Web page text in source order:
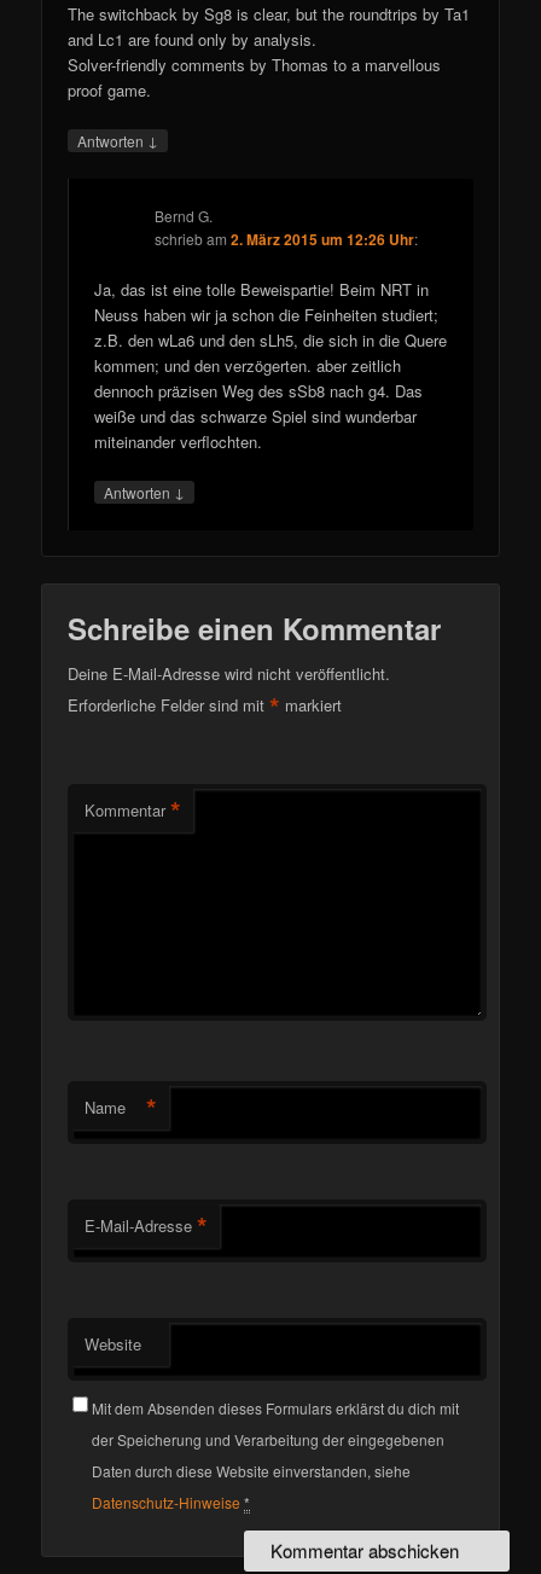
The switchback by Sg8 is clear, but the roundtrips by Ta1
and Lc1 are found only by analysis.
Solver-friendly comments by Thomas to a marvellous
proof game.
Antworten ↓
Bernd G.
schriebam2. März 2015 um 12:26 Uhr:
Ja, das ist eine tolle Beweispartie! Beim NRT in
Neuss haben wir ja schon die Feinheiten studiert;
z.B. den wLa6 und den sLh5, die sich in die Quere
kommen; und den verzögerten. aber zeitlich
dennoch präzisen Weg des sSb8 nach g4. Das
weiße und das schwarze Spiel sind wunderbar
miteinander verflochten.
Antworten ↓
Schreibe einen Kommentar
Deine E-Mail-Adresse wird nicht veröffentlicht.
Erforderliche Felder sind mit* markiert
Kommentar *
Name *
E-Mail-Adresse *
Website
Mit dem Absenden dieses Formulars erklärst du dich mit
der Speicherung und Verarbeitung der eingegebenen
Daten durch diese Website einverstanden, siehe
Datenschutz-Hinweise *